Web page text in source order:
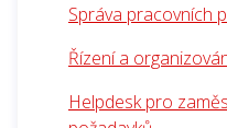
Správa pracovních
Řízení a
Helpdesk pro